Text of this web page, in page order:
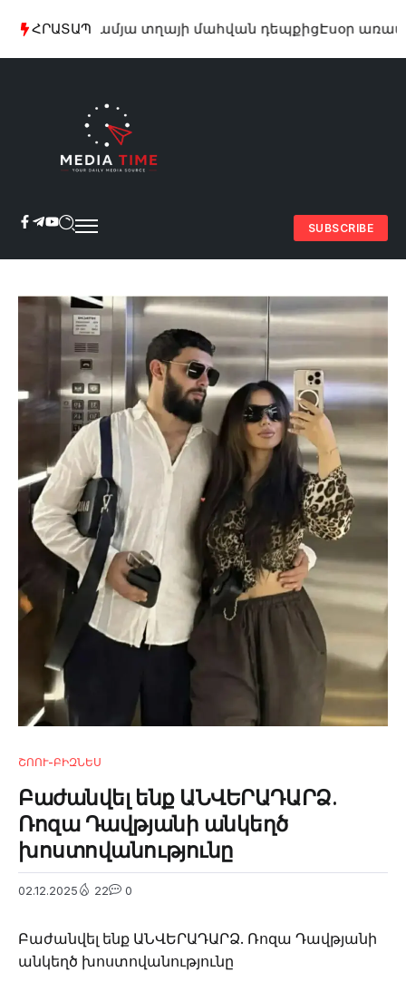
ՀՐԱՏԱՊ
29-ամյա տղայի մահվան դեպքիցԷսօր
SUBSCRIBE
ՇՈՈՒ-ԲԻԶՆԵՍ
Բաժանվել ենք ԱՆՎԵՐԱԴԱՐՁ.
Ռոզա Դավթյանի անկեղծ
խոստովանությունը
02.12.2025 22 0
Բաժանվել ենք ԱՆՎԵՐԱԴԱՐՁ. Ռոզա Դավթյանի
անկեղծ խոստովանությունը